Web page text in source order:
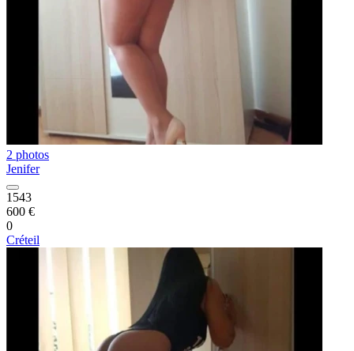
2 photos
Jenifer
1543
600 €
0
Créteil